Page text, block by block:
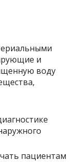
и
воду
пациентам